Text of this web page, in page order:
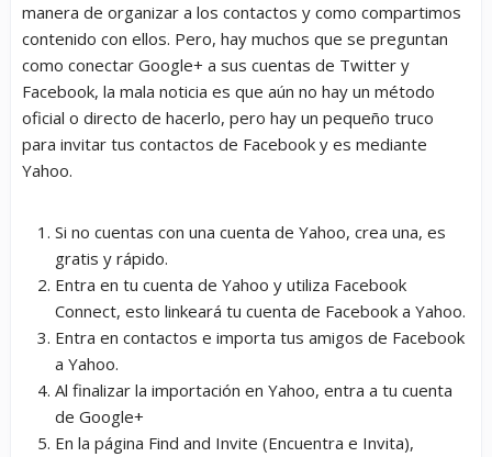
manera de organizar a los contactos y como compartimos
contenido con ellos. Pero, hay muchos que se preguntan
como conectar Google+ a sus cuentas de Twitter y
Facebook, la mala noticia es que aún no hay un método
oficial o directo de hacerlo, pero hay un pequeño truco
para invitar tus contactos de Facebook y es mediante
Yahoo.
Si no cuentas con una cuenta de Yahoo, crea una, es
gratis y rápido.
Entra en tu cuenta de Yahoo y utiliza Facebook
Connect, esto linkeará tu cuenta de Facebook a Yahoo.
Entra en contactos e importa tus amigos de Facebook
a Yahoo.
Al finalizar la importación en Yahoo, entra a tu cuenta
de Google+
En la página Find and Invite (Encuentra e Invita),